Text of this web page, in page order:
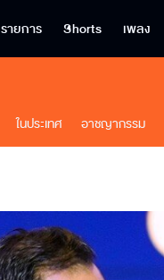
รายการ Shorts เพลง
ในประเทศ อาชญากรรม